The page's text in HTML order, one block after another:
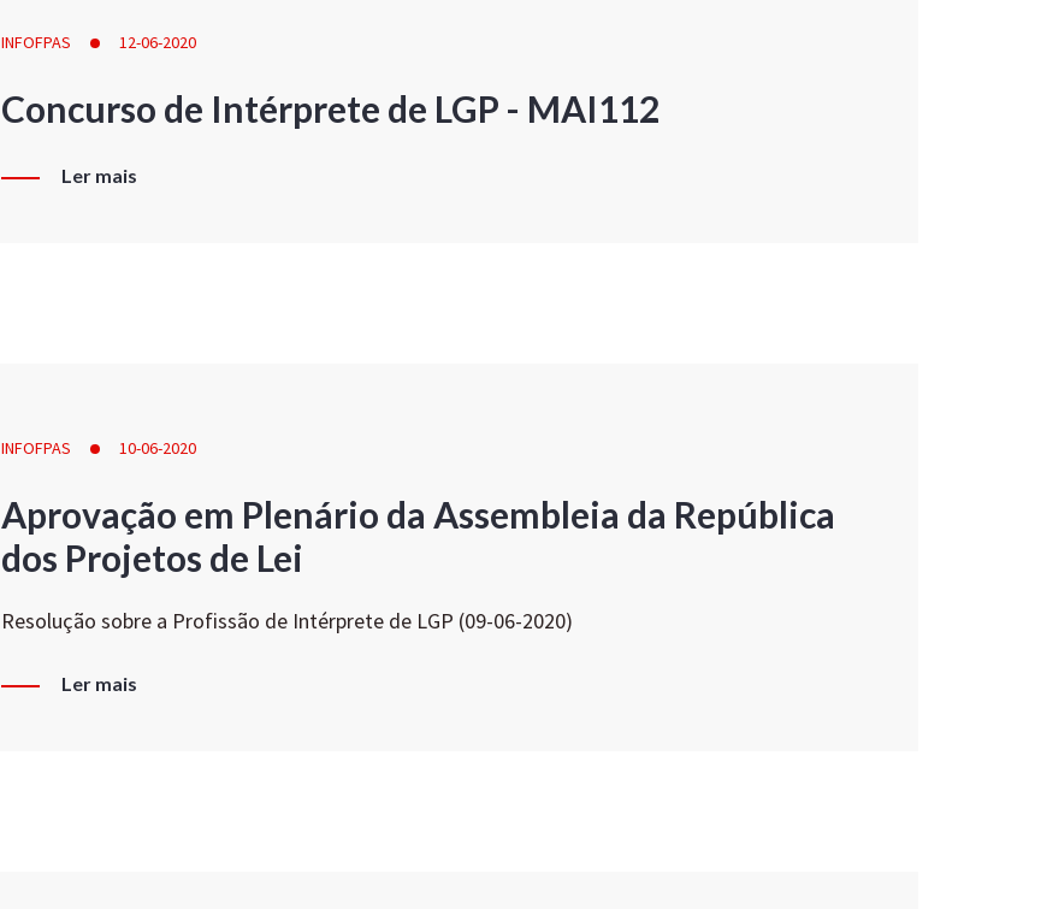
INFOFPAS 12-06-2020
Concurso de Intérprete de LGP - MAI112
Ler mais
INFOFPAS 10-06-2020
Aprovação em Plenário da Assembleia da República
dos Projetos de Lei
Resolução sobre a Profissão de Intérprete de LGP (09-06-2020)
Ler mais